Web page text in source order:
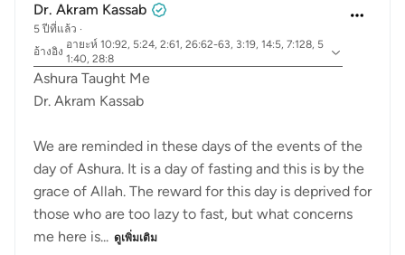
Dr. Akram Kassab
5 ปีที่แล้ว ·
อ้างอิง
อายะห์ 10:92, 5:24, 2:61, 26:62-63, 3:19, 14:5, 7:128, 5
1:40, 28:8
Ashura Taught Me
Dr. Akram Kassab
We are reminded in these days of the events of the
day of Ashura. It is a day of fasting and this is by the
grace of Allah. The reward for this day is deprived for
those who are too lazy to fast, but what concerns
me here is... ดูเพิ่มเติม